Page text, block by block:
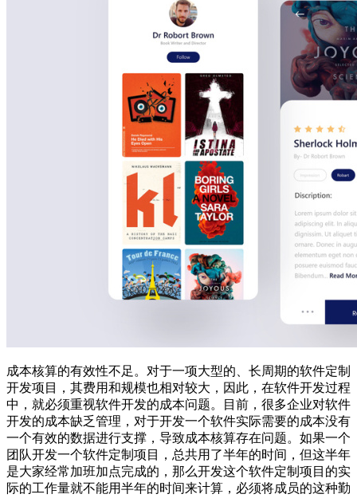
成本核算的有效性不足。对于一项大型的、长周期的软件定制
开发项目，其费用和规模也相对较大，因此，在软件开发过程
中，就必须重视软件开发的成本问题。目前，很多企业对软件
开发的成本缺乏管理，对于开发一个软件实际需要的成本没有
一个有效的数据进行支撑，导致成本核算存在问题。如果一个
团队开发一个软件定制项目，总共用了半年的时间，但这半年
是大家经常加班加点完成的，那么开发这个软件定制项目的实
际的工作量就不能用半年的时间来计算，必须将成员的这种勤